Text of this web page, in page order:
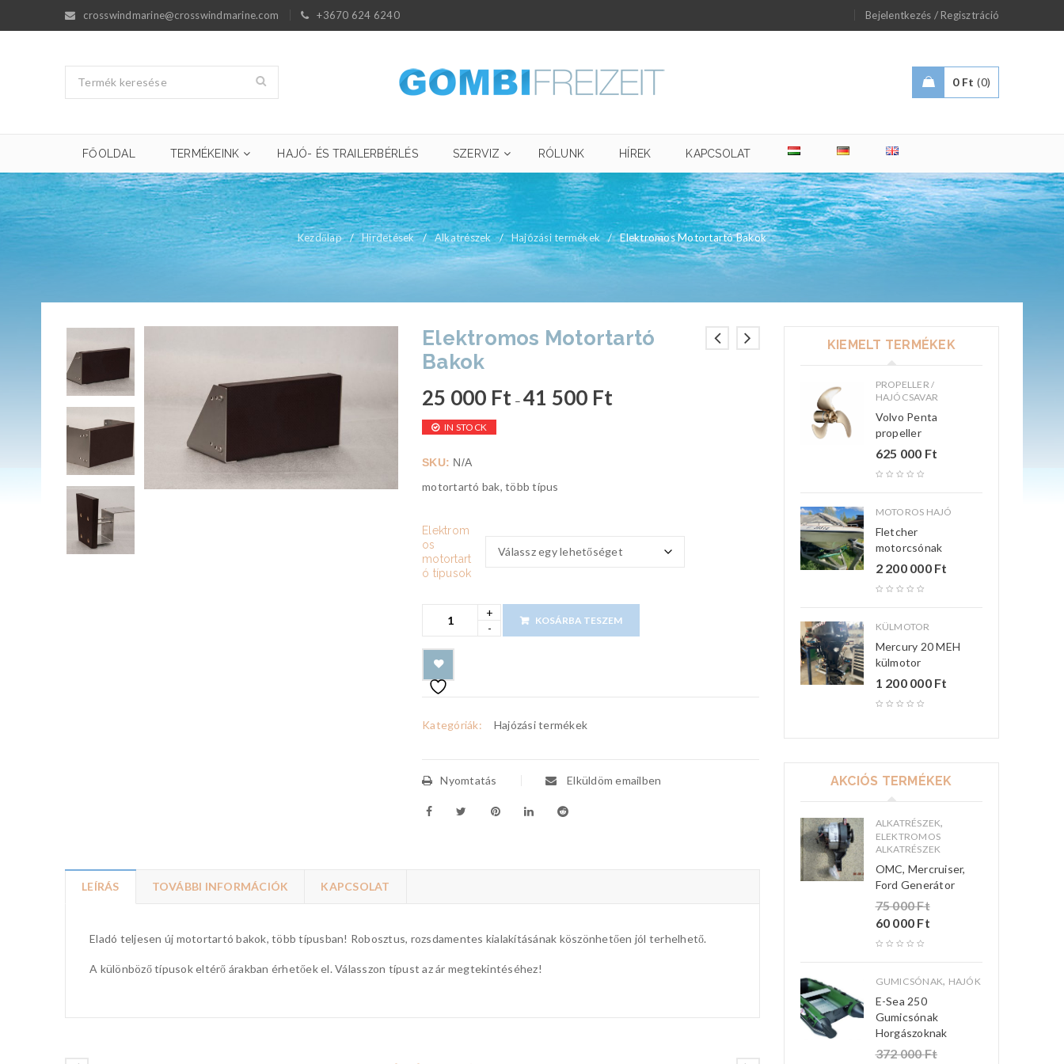
crosswindmarine@crosswindmarine.com +3670 624 6240 Bejelentkezés / Regisztráció
0 Ft 0
FŐOLDAL TERMÉKEINK HAJÓ- ÉS TRAILERBÉRLÉS SZERVIZ RÓLUNK HÍREK KAPCSOLAT
Kezdőlap / Hirdetések / Alkatrészek / Hajózási termékek / Elektromos Motortartó Bakok
Elektromos Motortartó
Bakok
25 000 Ft – 41 500 Ft
IN STOCK
SKU: N/A
motortartó bak, több típus
Elektrom
os
motortart
ó típusok
KOSÁRBA TESZEM
Kategóriák: Hajózási termékek
Nyomtatás Elküldöm emailben
LEÍRÁS TOVÁBBI INFORMÁCIÓK KAPCSOLAT
Eladó teljesen új motortartó bakok, több típusban! Robosztus, rozsdamentes kialakításának köszönhetően jól terhelhető.
A különböző típusok eltérő árakban érhetőek el. Válasszon típust az ár megtekintéséhez!
KIEMELT TERMÉKEK
PROPELLER /
HAJÓCSAVAR
Volvo Penta
propeller
625 000 Ft
MOTOROS HAJÓ
Fletcher
motorcsónak
2 200 000 Ft
KÜLMOTOR
Mercury 20 MEH
külmotor
1 200 000 Ft
AKCIÓS TERMÉKEK
ALKATRÉSZEK,
ELEKTROMOS
ALKATRÉSZEK
OMC, Mercruiser,
Ford Generátor
75 000Ft
60 000 Ft
GUMICSÓNAK, HAJÓK
E-Sea 250
Gumicsónak
Horgászoknak
372 000Ft